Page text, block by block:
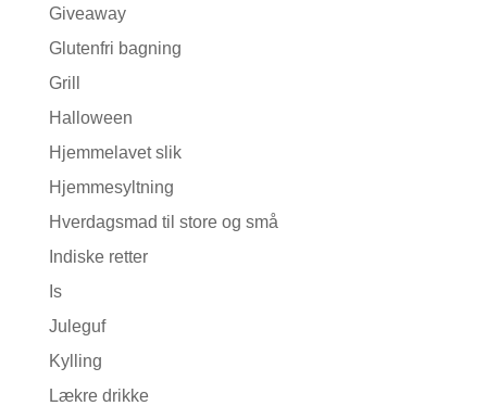
Giveaway
Glutenfri bagning
Grill
Halloween
Hjemmelavet slik
Hjemmesyltning
Hverdagsmad til store og små
Indiske retter
Is
Juleguf
Kylling
Lækre drikke